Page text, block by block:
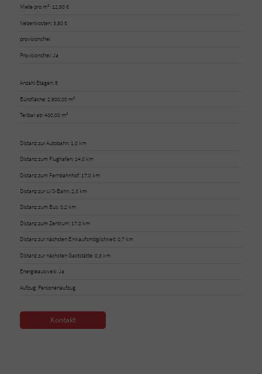
Miete pro m²: 12,50 €
Nebenkosten: 3,50 €
provisionsfrei
Provisionsfrei: Ja
Anzahl Etagen: 5
Bürofläche: 2.900,00 m²
Teilbar ab: 400,00 m²
Distanz zur Autobahn: 1,0 km
Distanz zum Flughafen: 14,0 km
Distanz zum Fernbahnhof: 17,0 km
Distanz zur U/S-Bahn: 2,3 km
Distanz zum Bus: 0,2 km
Distanz zum Zentrum: 17,0 km
Distanz zur nächsten Einkaufsmöglichkeit: 0,7 km
Distanz zur nächsten Gaststätte: 0,3 km
Energieausweis: Ja
Aufzug: Personenaufzug
Kontakt